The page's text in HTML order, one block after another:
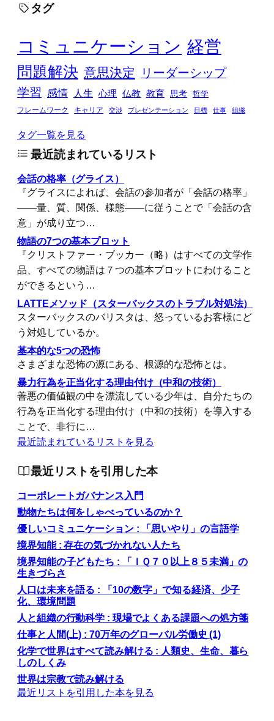
タグ
コミュニケーション 経営
問題解決 意思決定
リーダーシップ
学習
感情 人生 心理 仏教 教育 思考
哲学
フレームワーク
キャリア 交渉 プレゼンテーション 目標 仕事 組織
タグ一覧を見る
最近読まれているリスト
会話の格率（グライス）
『グライスによれば、会話の参加者が「会話の格率」
――量、質、関係、様態――に従うことで「会話の含
意」が成り立つ…
物語の7つの基本プロット
『クリストファー・ブッカー（略）はすべての文学作
品、すべての物語は７つの基本プロットにわけること
ができるという…
LATTEメソッド（スターバックスのトラブル対処法）
スターバックスのバリスタは、怒っているお客様にど
う対処しているか。
基本的な5つの恐怖
さまざまな恐怖の源にある、根源的な恐怖とは。
暴力行為を正当化する理由付け（中和の技術）
善悪の価値観の中を漂流している少年は、自分たちの
行為を正当化する理由付け（中和の技術）を導入する
ことで、非行に…
最近読まれているリストを見る
最近リストを引用した本
コーポレートガバナンス入門
動物たちは何をしゃべっているのか？
優しいコミュニケーション : 「思いやり」の言語学
境界知能 : 存在の気づかれない人たち
境界知能の子どもたち : 「ＩＱ７０以上８５未満」の
生きづらさ
人口は未来を語る : 「10の数字」で知る経済、少子
化、環境問題
人と組織の行動科学 : 現場でよくある課題への処方箋
仕事と人間(上) : 70万年のグローバル労働史 (1)
化学で世界はすべて読み解ける : 人類史、生命、暮ら
しのしくみ
世界は宗教で読み解ける
最近リストを引用した本を見る